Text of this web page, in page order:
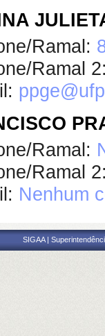
Ramal:
Ramal 2:
Ramal:
Ramal 2:
Nenhum
SIGAA |